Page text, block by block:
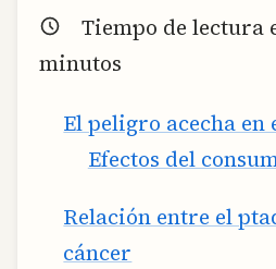
Tiempo de lectura
minutos
El peligro acecha en
Efectos del
Relación entre el
cáncer